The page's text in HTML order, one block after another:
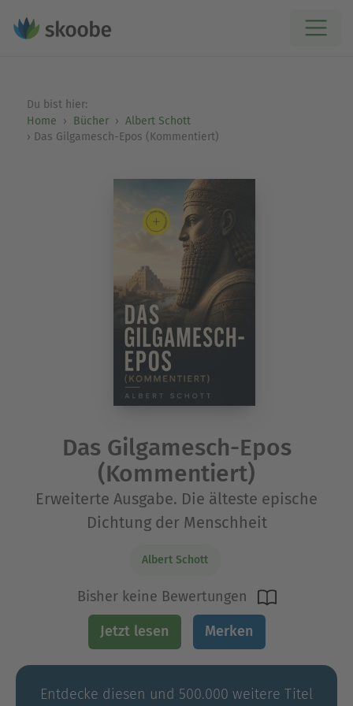
Du bist hier:
Home
Bücher
Albert Schott
Das Gilgamesch-Epos (Kommentiert)
Das Gilgamesch-Epos
(Kommentiert)
Erweiterte Ausgabe. Die älteste epische
Dichtung der Menschheit
Albert Schott
Bisher keine Bewertungen
Jetzt lesen Merken
Entdecke diesen und 500.000 weitere Titel